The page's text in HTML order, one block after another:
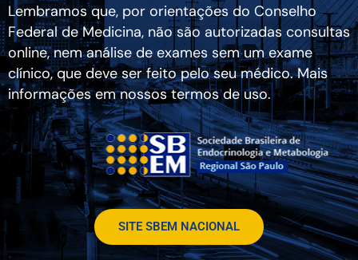
Lembramos que, por orientações do Conselho
Federal de Medicina, não são autorizadas consultas
online, nem análise de exames sem um exame
clínico, que deve ser feito pelo seu médico. Mais
informações em nossos termos de uso.
SITE SBEM NACIONAL